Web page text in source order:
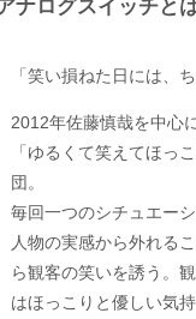
ナログスイッチと
「笑い損ねた日には、
2012年佐藤慎哉を中心
「ゆるくて笑えてほっ
団。
毎回一つのシチュエー
人物の実感から外れる
ら観客の笑いを誘う。
はほっこりと優しい気